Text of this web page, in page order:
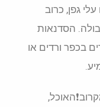
גפן, כרוב
הסדנאות
בכפר ורדים או